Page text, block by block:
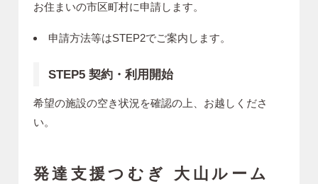
お住まいの市区町村に申請します。
申請方法等はSTEP2でご案内します。
STEP5 契約・利用開始
希望の施設の空き状況を確認の上、お越しくださ
い。
発達支援つむぎ 大山ルーム